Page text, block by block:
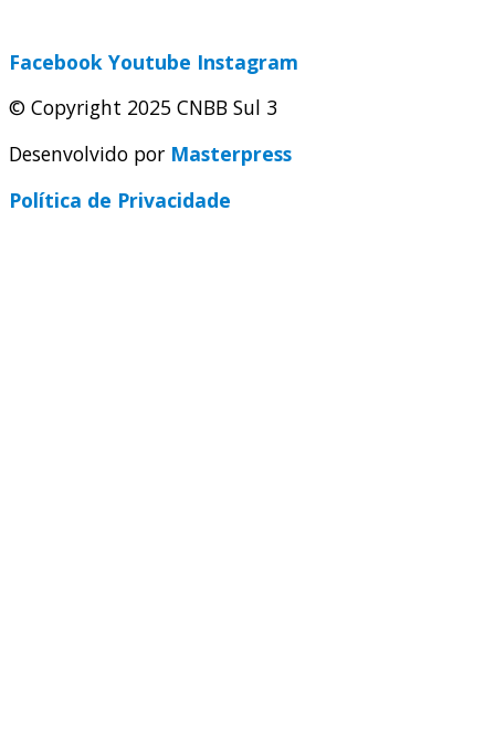
Facebook Youtube Instagram
© Copyright 2025 CNBB Sul 3
Desenvolvido por Masterpress
Política de Privacidade